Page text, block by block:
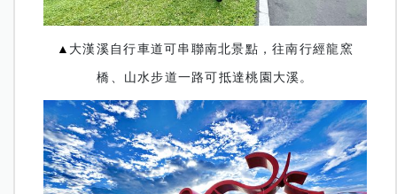
▲ 大漢溪自行車道可串聯南北景點，往南行經龍窯
橋、山水步道一路可抵達桃園大溪。